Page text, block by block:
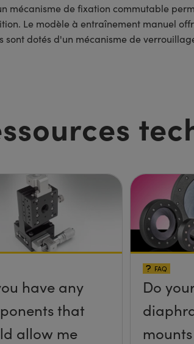
mécanisme de fixation commutable
Le modèle à entraînement manuel
sont dotés d'un mécanisme de
have any
that
allow me
FAQ
Do